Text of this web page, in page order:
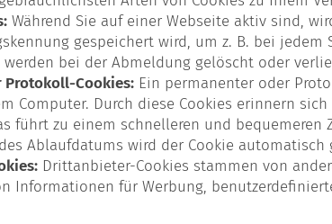
Während Sie auf einer Webseite aktiv sind,
gespeichert wird, um z. B. bei
werden bei der Abmeldung gelöscht oder
Protokoll-Cookies: Ein permanenter oder
Computer. Durch diese Cookies erinnern
führt zu einem schnelleren und
Ablaufdatums wird der Cookie
Drittanbieter-Cookies stammen von
Informationen für Werbung,